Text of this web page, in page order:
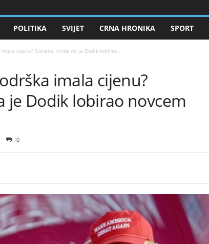
POLITIKA SVIJET CRNA HRONIKA SPORT
cijenu? Slovenci tvrde da je Dodik lobirao...
imala cijenu?
je Dodik lobirao novcem
0